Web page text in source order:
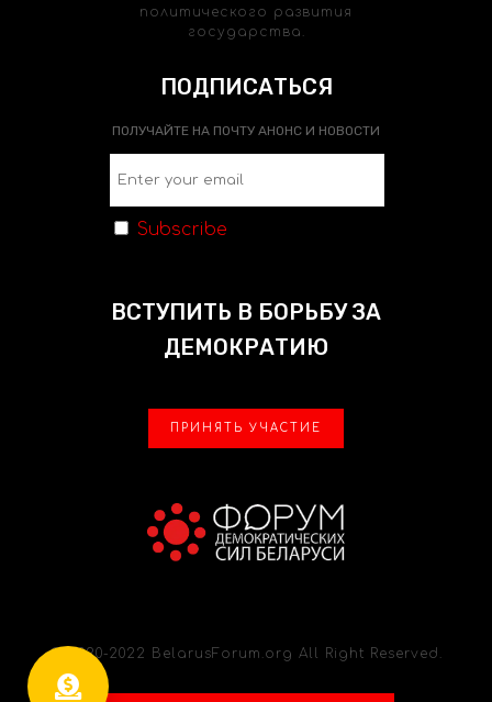
политического развития
государства.
ПОДПИСАТЬСЯ
ПОЛУЧАЙТЕ НА ПОЧТУ АНОНС И НОВОСТИ
Subscribe
ВСТУПИТЬ В БОРЬБУ ЗА
ДЕМОКРАТИЮ
ПРИНЯТЬ УЧАСТИЕ
© 2020-2022 BelarusForum.org All Right Reserved.